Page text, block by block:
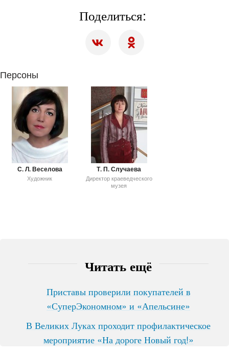
Поделиться:
Персоны
С. Л. Веселова
Художник
Т. П. Случаева
Директор краеведческого
музея
Читать ещё
Приставы проверили покупателей в
«СуперЭкономном» и «Апельсине»
В Великих Луках проходит профилактическое
мероприятие «На дороге Новый год!»